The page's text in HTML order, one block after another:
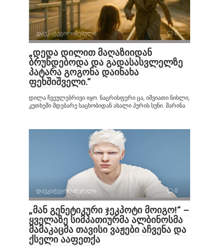
დაუკატეგორიზებული 0
„დედა დილით მაღაზიიდან
ბრუნდებოდა და გადასასვლელზე
პატარა გოგონა დაინახა
ფეხშიშველი.“
დილა ჩვეულებრივი იყო. ნაცრისფერი ცა, იშვიათი ნისლი,
კუთხეში მდებარე საცხობიდან ახალი პურის სუნი. მარინა
დაუკატეგორიზებული 0
„მან გენეტიკური ჯეკპოტი მოიგო!“ –
ყველაზე სიმპათიურმა ალბინოსმა
მამაკაცმა თავისი ვაჟები აჩვენა და
ქსელი ააფეთქა